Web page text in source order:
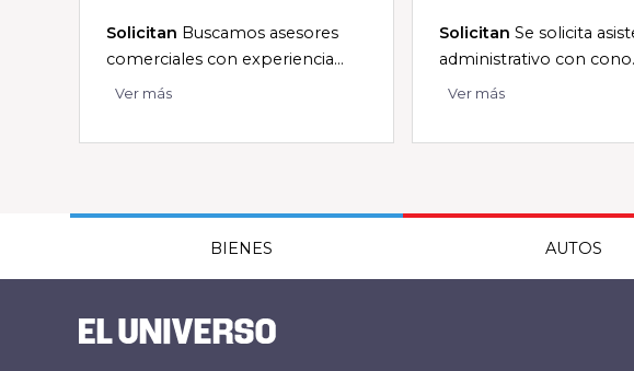
Solicitan Buscamos asesores
comerciales con experiencia...
Ver más
Solicitan Se solicita
administrativo con
Ver más
BIENES AUTOS